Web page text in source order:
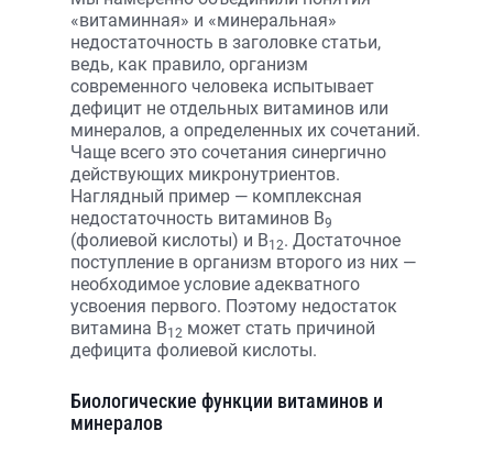
«витаминная» и «минеральная»
недостаточность в заголовке статьи,
ведь, как правило, организм
современного человека испытывает
дефицит не отдельных витаминов или
минералов, а определенных их сочетаний.
Чаще всего это сочетания синергично
действующих микронутриентов.
Наглядный пример — комплексная
недостаточность витаминов В9
(фолиевой кислоты) и В12. Достаточное
поступление в организм второго из них —
необходимое условие адекватного
усвоения первого. Поэтому недостаток
витамина В12 может стать причиной
дефицита фолиевой кислоты.
Биологические функции витаминов и
минералов